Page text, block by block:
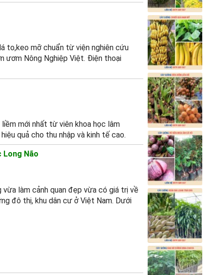
to,keo mỡ chuẩn từ viện nghiên cứu
ươm Nông Nghiệp Việt. Điện thoại
mới nhất từ viên khoa học lâm
quả cho thu nhập và kinh tế cao.
Long Não
vừa làm cảnh quan đẹp vừa có giá trị về
đô thị, khu dân cư ở Việt Nam. Dưới